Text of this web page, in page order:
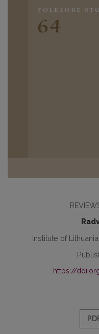
Institute of
https://